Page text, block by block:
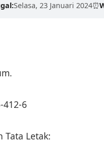
proses yang
Selasa, 23 Januari 2024⏰
412-6
Tata Letak: